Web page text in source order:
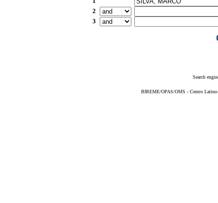
2
3
Search
BIREME/OPAS/OMS - Centro Latino-